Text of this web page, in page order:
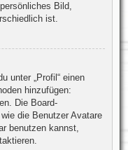
Bild,
ist.
unter „Profil“ einen
hinzufügen:
Die Board-
die Benutzer Avatare
benutzen kannst,